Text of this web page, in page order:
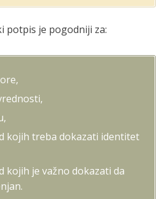
potpis je pogodniji za:
kojih treba dokazati identitet
kojih je važno dokazati da